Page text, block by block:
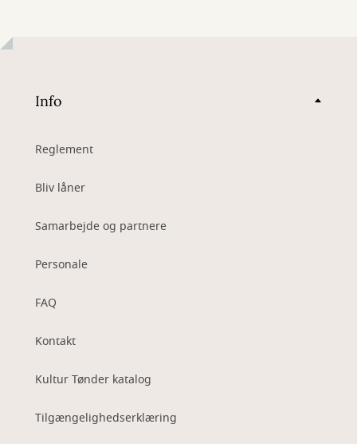
Info
Reglement
Bliv låner
Samarbejde og partnere
Personale
FAQ
Kontakt
Kultur Tønder katalog
Tilgængelighedserklæring